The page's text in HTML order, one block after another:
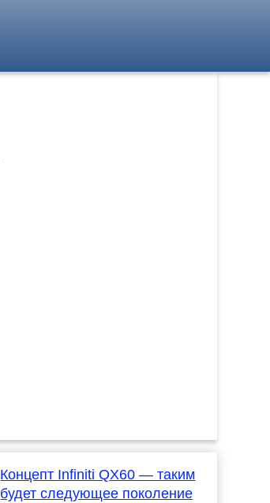
Концепт Infiniti QX60 — таким
будет следующее поколение